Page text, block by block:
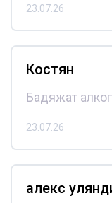
23.07.26
Костян
Бадяжат
23.07.26
алекс